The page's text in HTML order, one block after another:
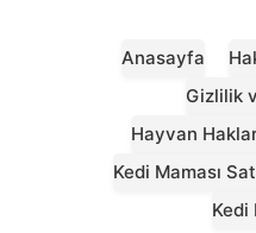
Anasayfa
Gizlilik
Hayvan
Kedi Maması
Kedi